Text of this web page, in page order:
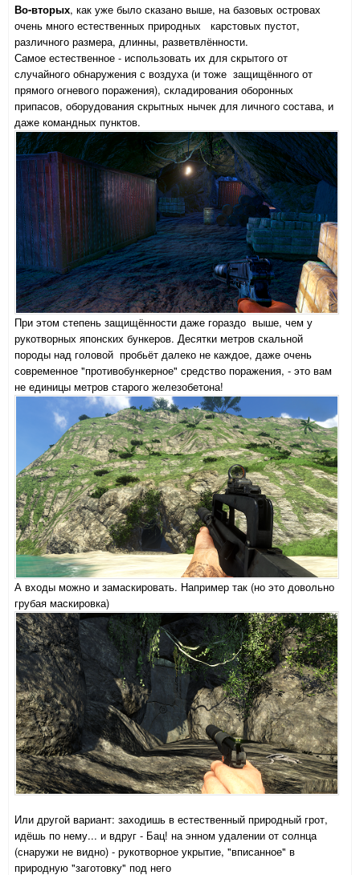
Во-вторых, как уже было сказано выше, на базовых островах
очень много естественных природных карстовых пустот,
различного размера, длинны, разветвлённости.
Самое естественное - использовать их для скрытого от
случайного обнаружения с воздуха (и тоже защищённого от
прямого огневого поражения), складирования оборонных
припасов, оборудования скрытных нычек для личного состава, и
даже командных пунктов.
При этом степень защищённости даже гораздо выше, чем у
рукотворных японских бункеров. Десятки метров скальной
породы над головой пробьёт далеко не каждое, даже очень
современное "противобункерное" средство поражения, - это вам
не единицы метров старого железобетона!
А входы можно и замаскировать. Например так (но это довольно
грубая маскировка)
Или другой вариант: заходишь в естественный природный грот,
идёшь по нему... и вдруг - Бац! на энном удалении от солнца
(снаружи не видно) - рукотворное укрытие, "вписанное" в
природную "заготовку" под него